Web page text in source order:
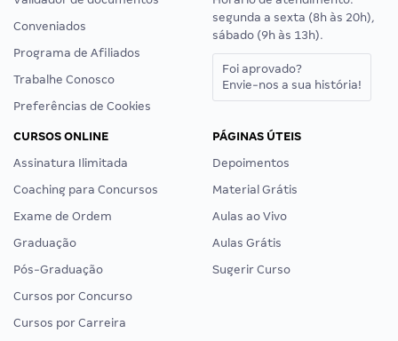
Conveniados
Programa de Afiliados
Trabalhe Conosco
Preferências de Cookies
segunda a sexta (8h às 20h),
sábado (9h às 13h).
Foi aprovado?
Envie-nos a sua história!
CURSOS ONLINE
Assinatura Ilimitada
Coaching para Concursos
Exame de Ordem
Graduação
Pós-Graduação
Cursos por Concurso
Cursos por Carreira
PÁGINAS ÚTEIS
Depoimentos
Material Grátis
Aulas ao Vivo
Aulas Grátis
Sugerir Curso